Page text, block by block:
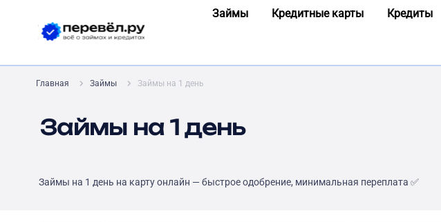
Займы Кредитные карты Кредиты
Главная Займы Займы на 1 день
Займы на 1 день
Займы на 1 день на карту онлайн — быстрое одобрение, минимальная переплата ✅